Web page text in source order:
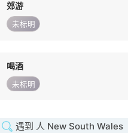
郊游
未标明
喝酒
未标明
遇到 人 New South Wales